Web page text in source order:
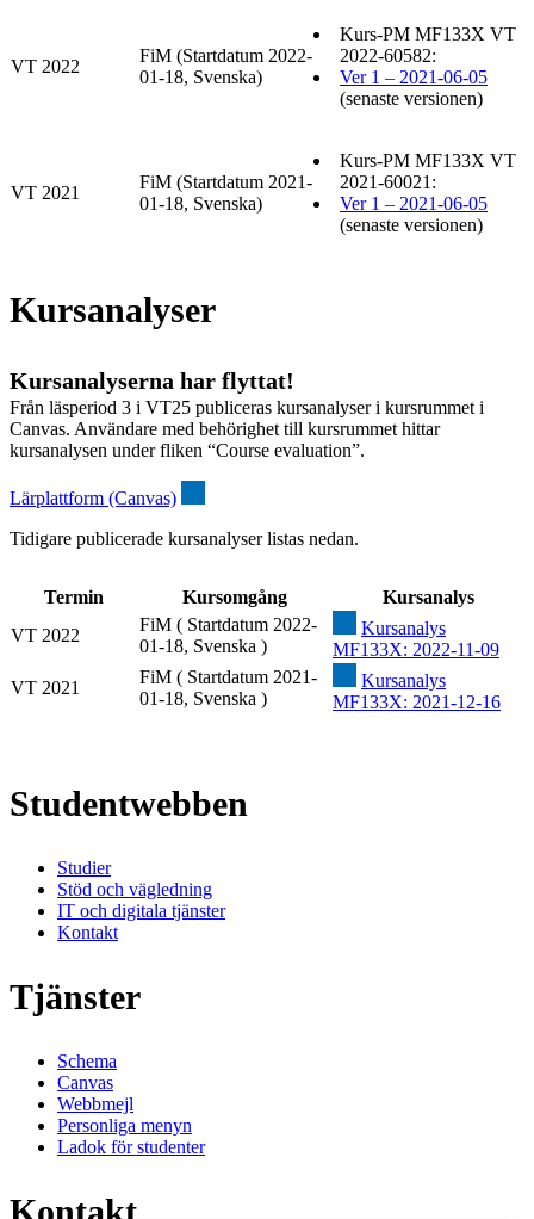
VT 2022
FiM (Startdatum 2022-
01-18, Svenska)
Kurs-PM MF133X VT
2022-60582:
Ver 1 – 2021-06-05
(senaste versionen)
VT 2021
FiM (Startdatum 2021-
01-18, Svenska)
Kurs-PM MF133X VT
2021-60021:
Ver 1 – 2021-06-05
(senaste versionen)
Kursanalyser
Kursanalyserna har flyttat!
Från läsperiod 3 i VT25 publiceras kursanalyser i kursrummet i
Canvas. Användare med behörighet till kursrummet hittar
kursanalysen under fliken “Course evaluation”.
Lärplattform (Canvas)
Tidigare publicerade kursanalyser listas nedan.
Termin Kursomgång
Kursanalys
VT 2022
FiM ( Startdatum 2022-
01-18, Svenska )
Kursanalys
MF133X: 2022-11-09
VT 2021
FiM ( Startdatum 2021-
01-18, Svenska )
Kursanalys
MF133X: 2021-12-16
Studentwebben
Studier
Stöd och vägledning
IT och digitala tjänster
Kontakt
Tjänster
Schema
Canvas
Webbmejl
Personliga menyn
Ladok för studenter
Kontakt